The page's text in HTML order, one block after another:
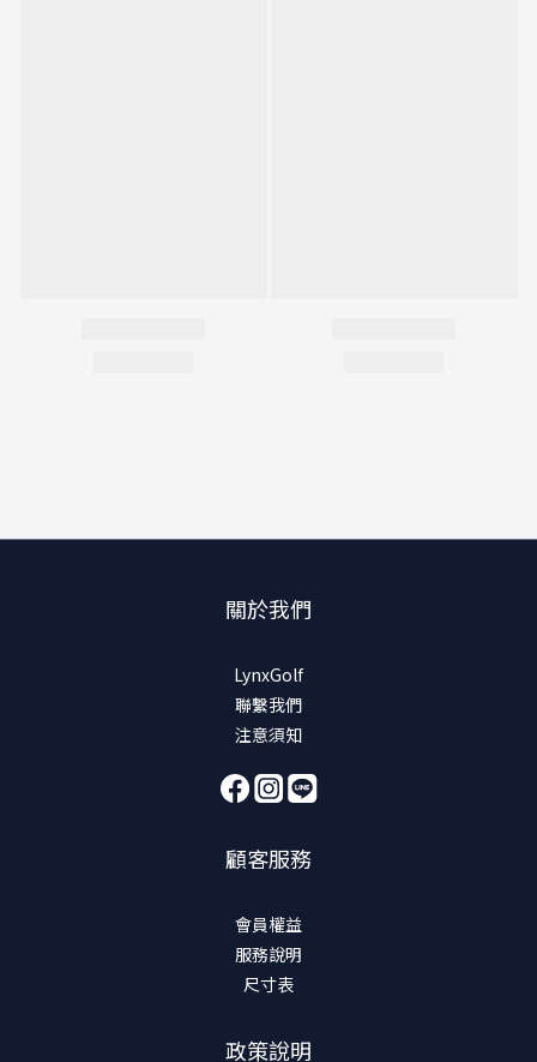
關於我們
LynxGolf
聯繫我們
注意須知
顧客服務
會員權益
服務說明
尺寸表
政策說明